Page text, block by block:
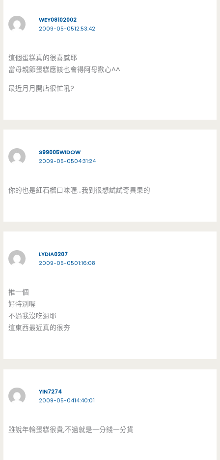
WEY08102002
2009-05-0512:53:42
這個蛋糕真的很喜感耶
當母親節蛋糕應該也會得阿母歡心^^
最近月月開店很忙吼?
S99005WIDOW
2009-05-0504:31:24
你的也是紅石榴口味喔…我到很想試試奇異果的
LYDIA0207
2009-05-0501:16:08
推一個
好特別喔
不過我沒吃過耶
這東西最近真的很夯
YIN7274
2009-05-0414:40:01
雖說年輪蛋糕很貴,不過就是一分錢一分貨